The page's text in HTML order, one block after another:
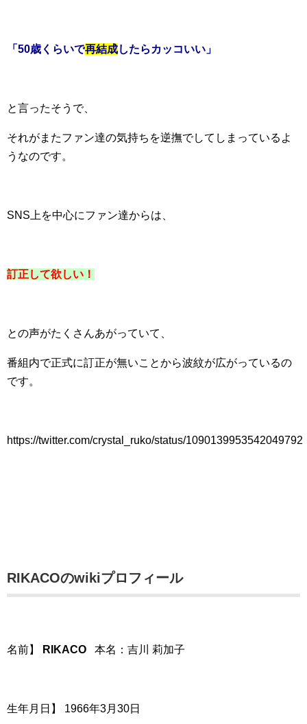
「50歳くらいで再結成したらカッコいい」
と言ったそうで、
それがまたファン達の気持ちを逆撫でしてしまっているよ
うなのです。
SNS上を中心にファン達からは、
訂正して欲しい！
との声がたくさんあがっていて、
番組内で正式に訂正が無いことから波紋が広がっているの
です。
https://twitter.com/crystal_ruko/status/1090139953542049792
RIKACOのwikiプロフィール
名前】 RIKACO 本名：吉川 莉加子
生年月日】 1966年3月30日